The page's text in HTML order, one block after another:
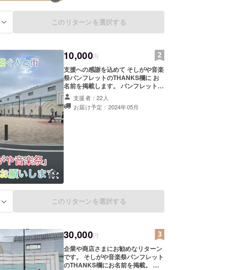
このリターンを選択する
10,000円
支援への感謝を込めて そしがや音楽
祭パンフレットのTHANKS欄に お
名前を掲載します。 パンフレットの
配布は4/25開始予定、 3000部を祖
師谷3商店街の協力店店頭に置いて
もらい 音楽祭当日は会場内で配布し
支援者：22人
お届け予定：2024年05月
このリターンを選択する
30,000円
企業や商店さまにお勧めなリターン
です。 そしがや音楽祭パンフレット
のTHANKS欄にお名前を掲載。 パ